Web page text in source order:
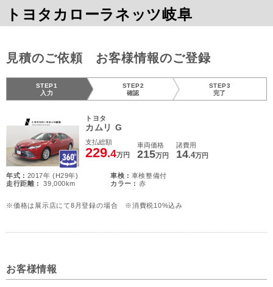
トヨタカローラネッツ岐阜
見積のご依頼 お客様情報のご登録
STEP1
入力
STEP2
確認
STEP3
完了
トヨタ
カムリ G
支払総額
229.4万円
車両価格
215万円
諸費用
14.4万円
年式 : 2017年 (H29年) 車検 : 車検整備付
走行距離 :
39,000km カラー : 赤
※価格は展示店にて8月登録の場合 ※消費税10%込み
お客様情報